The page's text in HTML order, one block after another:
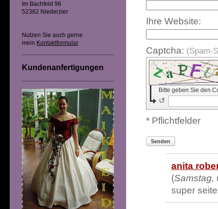
Ihre Website:
Captcha: (Spam-
Bitte geben Sie den
↺
* Pflichtfelder
Senden
anita
(Samstag,
super
Im Bachfeld 96
52382 Niederzier
Nutzen Sie auch gerne
mein Kontaktformular.
Kundenanfertigungen